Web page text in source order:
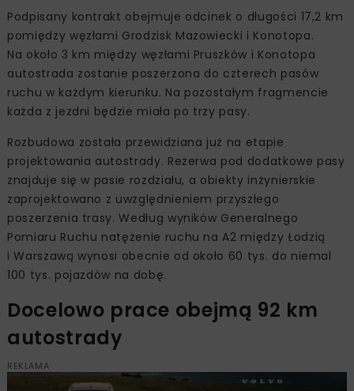
Podpisany kontrakt obejmuje odcinek o długości 17,2 km
pomiędzy węzłami Grodzisk Mazowiecki i Konotopa.
Na około 3 km między węzłami Pruszków i Konotopa
autostrada zostanie poszerzona do czterech pasów
ruchu w każdym kierunku. Na pozostałym fragmencie
każda z jezdni będzie miała po trzy pasy.
Rozbudowa została przewidziana już na etapie
projektowania autostrady. Rezerwa pod dodatkowe pasy
znajduje się w pasie rozdziału, a obiekty inżynierskie
zaprojektowano z uwzględnieniem przyszłego
poszerzenia trasy. Według wyników Generalnego
Pomiaru Ruchu natężenie ruchu na A2 między Łodzią
i Warszawą wynosi obecnie od około 60 tys. do niemal
100 tys. pojazdów na dobę.
Docelowo prace obejmą 92 km
autostrady
REKLAMA